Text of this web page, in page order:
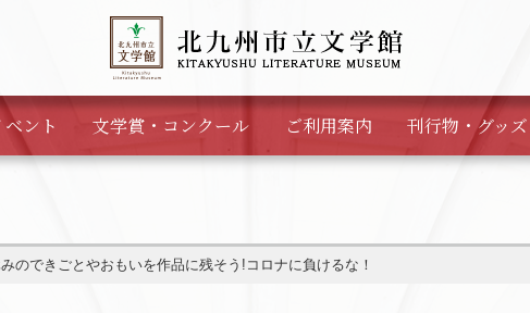
ベント 文学賞・ コンクール ご利用案内 刊行物・グッズ
のできごとやおもいを作品に残そう!コロナに負けるな！